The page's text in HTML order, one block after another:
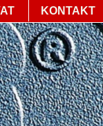
KONTAKT